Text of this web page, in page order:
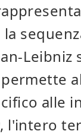
permette
alle
, l'intero